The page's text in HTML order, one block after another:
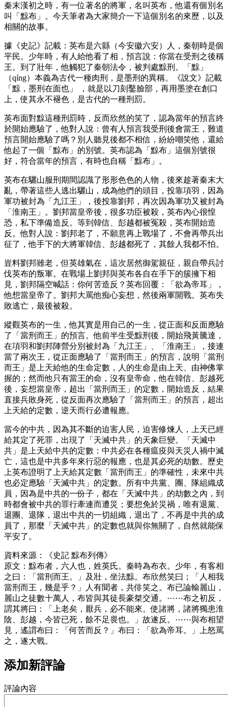
秦末漢初之時，有一位著名的將軍，名叫英布，他還有個別名
叫「黥布」。今天筆者為大家簡介一下這個別名的來歷，以及
相關的故事。
據《史記》記載：英布是六縣（今安徽六安）人，秦朝時是個
平民。少年時，有人給他看了相，預言說：你當在受刑之後稱
王。到了壯年，他觸犯了秦朝法令，被判處黥刑。「黥」
（qíng）本義為古代一種肉刑，是墨刑的異稱。《說文》記載
「黥，墨刑在面也」 ，就是以刀刻鑿臉部，再用墨塗在創口
上，使其永不褪色，是古代的一種刑罰。
英布面對黥這種刑罰時，反而欣然的笑了，認為當年的預言終
於開始應驗了，他對人說：曾有人預言我受刑後會當王，難道
預言開始應驗了嗎？別人聽見後都不相信，紛紛嘲笑他，還給
他起了一個「黥布」的別號。英布認為「黥布」這個別號很
好，符合當年的預言，有時也自稱「黥布」。
英布在驪山服刑期間認識了形形色色的人物，後來趁著秦末大
亂，帶著這些人逃出驪山，成為他們的頭目，投靠項羽，因為
軍功被封為「九江王」，後投靠劉邦，再次因為軍功又被封為
「淮南王」。劉邦當皇帝後，很多功臣被殺，英布內心很惶
恐，私下準備造反。等到韓信、彭越都被冤殺，英布開始造
反。他對人說：劉邦老了，不願意再上戰場了，不會再帶兵出
征了，他手下的大將軍韓信、彭越都死了，其餘人我都不怕。
豈料劉邦雖老，但英雄氣在，這次居然御駕親征，親自帶兵討
伐英布的叛軍。在戰場上劉邦與英布各自在手下的簇擁下相
見，劉邦隔空喊話：你何苦造反？英布回覆：「欲為帝耳」，
他想當皇帝了。劉邦大罵他痴心妄想，然後兩軍開戰。英布失
敗逃亡，最後被殺。
縱觀英布的一生，他其實是用自己的一生，從正面和反面應驗
了「當刑而王」的預言。他前半生受黥刑後，開始飛黃騰達，
在項羽和劉邦陣營分別被封為「九江王」、「淮南王」，接連
當了兩次王，從正面應驗了「當刑而王」的預言，說明「當刑
而王」是上天給他的生命定數，人的生命是由上天、由神佛掌
握的；然而他只有當王的命，沒有皇帝命，他在韓信、彭越死
後，妄想當皇帝，超出「當刑而王」的定數，開始造反，結果
直接兵敗身死，從反面再次應驗了「當刑而王」的預言，超出
上天給的定數，逆天而行必遭報應。
當今的中共，因為其不斷的迫害人民，迫害修煉人，上天已經
給其定了死罪，出現了「天滅中共」的天象巨變。「天滅中
共」是上天給中共的定數：中共必在各種瘟疫與天災人禍中滅
亡，這也是中共多年來行惡的報應，也是其必死的劫數。歷史
上英布證明了上天給其定數「當刑而王」的準確性，未來中共
也必定應驗「天滅中共」的定數。所有中共黨、團、隊組織成
員，因為是中共的一份子，都在「天滅中共」的劫數之內，到
時都會被中共的罪行牽連而遭災；要想免於災禍，唯有退黨、
退團、退隊，退出中共的一切組織，退出了，不再是中共的成
員了，那麼「天滅中共」的定數也就與你無關了，自然就能保
平安了。
資料來源：《史記 黥布列傳》
原文：黥布者，六人也，姓英氏。秦時為布衣。少年，有客相
之曰：「當刑而王。」及壯，坐法黥。布欣然笑曰；「人相我
當刑而王，幾是乎？」人有聞者，共俳笑之。布已論輸麗山，
麗山之徒數十萬人，布皆與其徒長豪桀交通。⋯⋯布之初反，
謂其將曰：「上老矣，厭兵，必不能來。使諸將，諸將獨患淮
陰、彭越，今皆已死，餘不足畏也。」故遂反。⋯⋯與布相望
見，遙謂布曰：「何苦而反？」布曰：「欲為帝耳。」上怒罵
之，遂大戰。
添加新評論
評論內容